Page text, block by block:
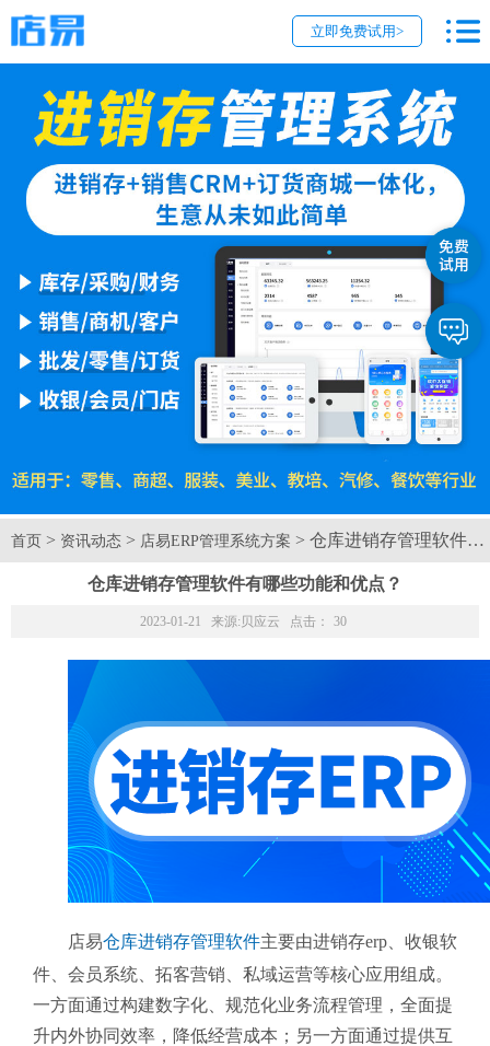
立即免费试用>
首页 > 资讯动态 > 店易ERP管理系统方案 > 仓库进销存管理软件
仓库进销存管理软件有哪些功能和优点？
2023-01-21 来源: 贝应云 点击： 30
店易仓库进销存管理软件主要由进销存erp、收银软
件、会员系统、拓客营销、私域运营等核心应用组成。
一方面通过构建数字化、规范化业务流程管理，全面提
升内外协同效率，降低经营成本；另一方面通过提供互